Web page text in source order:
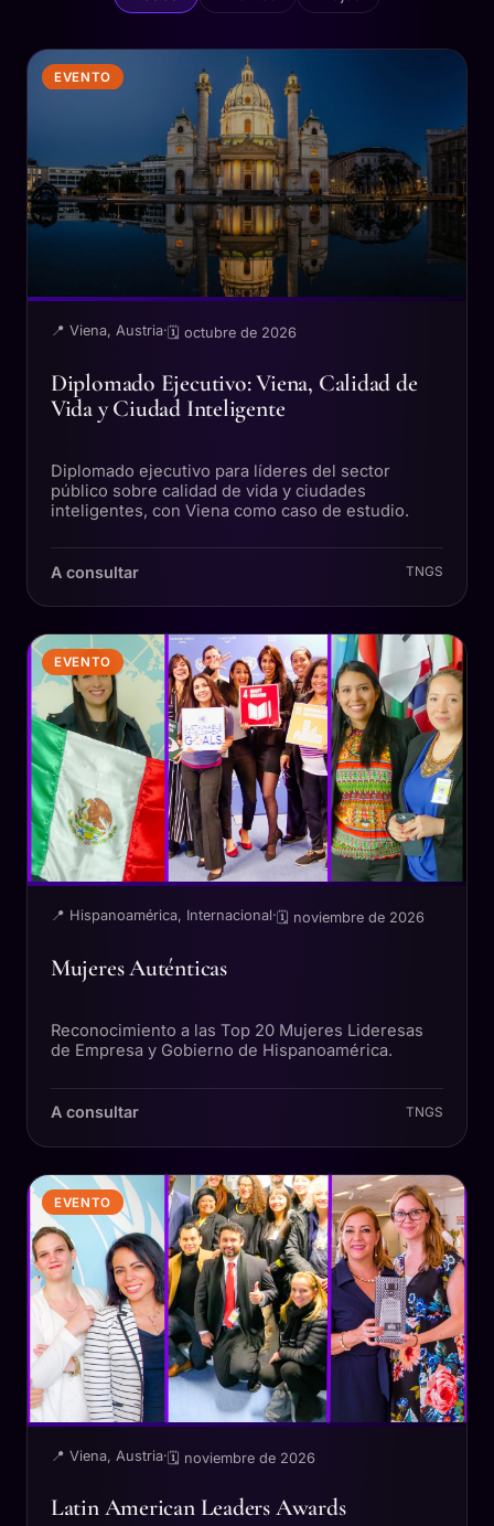
EVENTO
📍 Viena, Austria· 🗓 octubre de 2026
Diplomado Ejecutivo: Viena, Calidad de
Vida y Ciudad Inteligente
Diplomado ejecutivo para líderes del sector
público sobre calidad de vida y ciudades
inteligentes, con Viena como caso de estudio.
A consultar TNGS
EVENTO
📍 Hispanoamérica, Internacional· 🗓 noviembre de 2026
Mujeres Auténticas
Reconocimiento a las Top 20 Mujeres Lideresas
de Empresa y Gobierno de Hispanoamérica.
A consultar TNGS
EVENTO
📍 Viena, Austria· 🗓 noviembre de 2026
Latin American Leaders Awards